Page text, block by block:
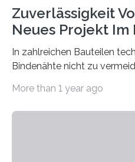
Zuverlässigkeit
Neues Projekt Im
In zahlreichen Bauteilen
Bindenähte nicht zu
Matrixmaterials eine große
More than 1 year ago